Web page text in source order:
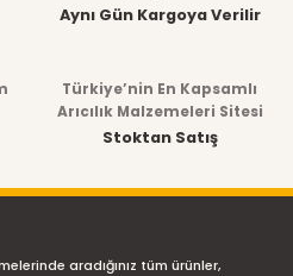
Aynı Gün Kargoya Verilir
Türkiye’nin En Kapsamlı
Arıcılık Malzemeleri Sitesi
Stoktan Satış
aradığınız tüm ürünler,